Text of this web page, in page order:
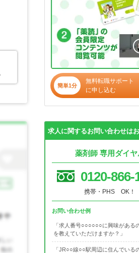
簡単1分
無料転職サポート
に申し込む
求人に関するお問い合わせは
薬剤師 専用ダイヤ
0120-866-
携帯・PHS OK！
お問い合わせ例
「求人番号○○○○○○に興味がある
を教えていただけますか？」
「JR○○線○○駅周辺に住んでいる